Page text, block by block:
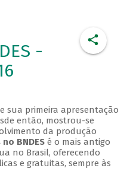
-
sua primeira apresentação
então, mostrou-se
da produção
BNDESé o mais antigo
no Brasil, oferecendo
e gratuitas, sempre às